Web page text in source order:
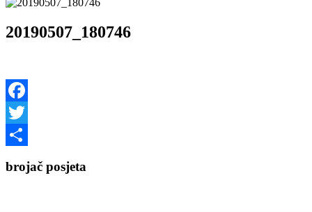
20190507_180746
Facebook
Twitter
brojač posjeta